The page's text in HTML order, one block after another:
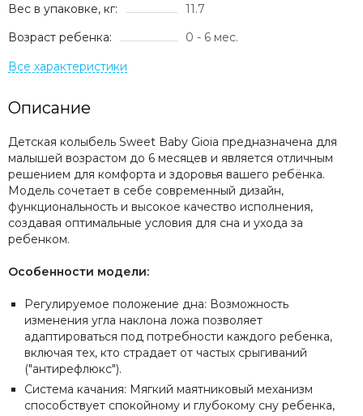
Вес в упаковке, кг:
11.7
Возраст ребенка:
0 - 6 мес.
Описание
Детская колыбель Sweet Baby Gioia предназначена для
малышей возрастом до 6 месяцев и является отличным
решением для комфорта и здоровья вашего ребёнка.
Модель сочетает в себе современный дизайн,
функциональность и высокое качество исполнения,
создавая оптимальные условия для сна и ухода за
ребенком.
Особенности модели:
Регулируемое положение дна: Возможность
изменения угла наклона ложа позволяет
адаптироваться под потребности каждого ребенка,
включая тех, кто страдает от частых срыгиваний
("антирефлюкс").
Система качания: Мягкий маятниковый механизм
способствует спокойному и глубокому сну ребенка,